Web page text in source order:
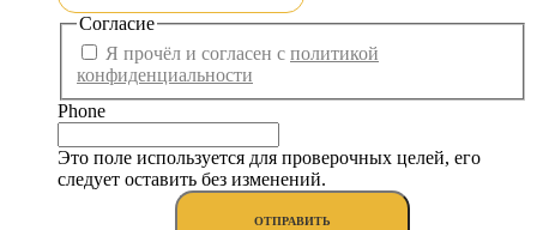
Согласие
Я прочёл и согласен с политикой
конфиденциальности
Phone
Это поле используется для проверочных целей, его
следует оставить без изменений.